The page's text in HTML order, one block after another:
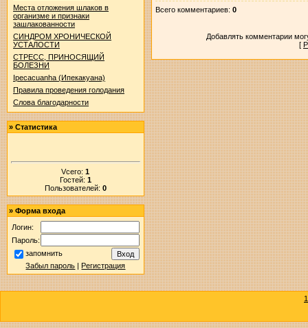
Места отложения шлаков в
организме и признаки
зашлакованности
СИНДРОМ ХРОНИЧЕСКОЙ
УСТАЛОСТИ
СТРЕСС, ПРИНОСЯЩИЙ
БОЛЕЗНИ
Ipecacuanha (Ипекакуана)
Правила проведения голодания
Слова благодарности
» Статистика
Vсего:1
Гостей: 1
Пользователей: 0
» Форма входа
Логин:
Пароль:
запомнить
Забыл пароль |Регистрация
Всего комментариев: 0
Добавлять комментарии
[